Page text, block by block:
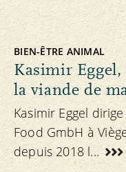
BIEN-ÊTRE ANIMAL
Kasimir
la viande de
Kasimir Eggel
Food GmbH à
depuis 2018 l...